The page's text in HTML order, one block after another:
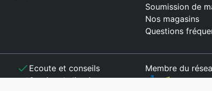
Soumission de
Nos magasins
Questions
check Ecoute et conseils
checkService de livraison
Membre du